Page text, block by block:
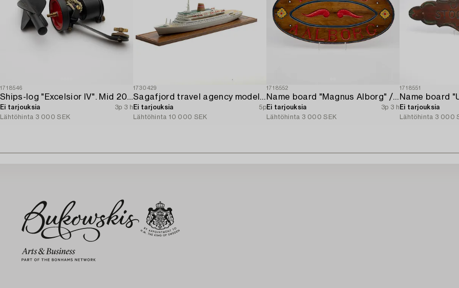
1718546
Ships-log "Excelsior IV". Mid 20th century.
Ei tarjouksia
3p 3 h
Lähtöhinta 3 000 SEK
1730429
Sagafjord travel agency model / ship model.
Ei tarjouksia
5p
Lähtöhinta 10 000 SEK
1718552
Name board "Magnus Alborg" / "Veritas XXII (Köbenhavn" Copenhan).
Ei tarjouksia
3p 3 h
Lähtöhinta 3 000 SEK
1718551
Name board
Ei tarjouksia
Lähtöhinta 3 000